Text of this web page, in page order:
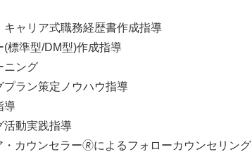
リア式職務経歴書作成指導
準型/DM型)作成指導
ング
ラン策定ノウハウ指導
導
実践指導
カウンセラー🄬によるフォローカウンセリング